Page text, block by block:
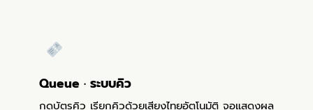
Queue · ระบบคิว
กดบัตรคิว เรียกคิวด้วยเสียงไทยอัตโนมัติ จอแสดงผล